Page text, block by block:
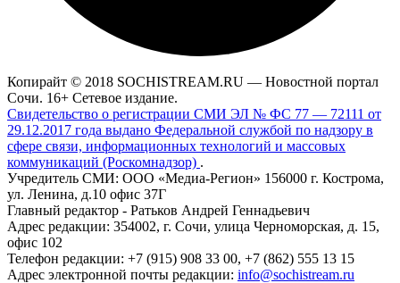
Копирайт © 2018 SOCHISTREAM.RU — Новостной портал
Сочи. 16+ Сетевое издание.
Свидетельство о регистрации СМИ ЭЛ № ФС 77 — 72111 от
29.12.2017 года выдано Федеральной службой по надзору в
сфере связи, информационных технологий и массовых
коммуникаций (Роскомнадзор) .
Учредитель СМИ: ООО «Медиа-Регион» 156000 г. Кострома,
ул. Ленина, д.10 офис 37Г
Главный редактор - Ратьков Андрей Геннадьевич
Адрес редакции: 354002, г. Сочи, улица Черноморская, д. 15,
офис 102
Телефон редакции: +7 (915) 908 33 00, +7 (862) 555 13 15
Адрес электронной почты редакции: info@sochistream.ru